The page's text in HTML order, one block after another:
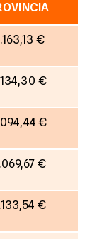
€
€
€
€
€